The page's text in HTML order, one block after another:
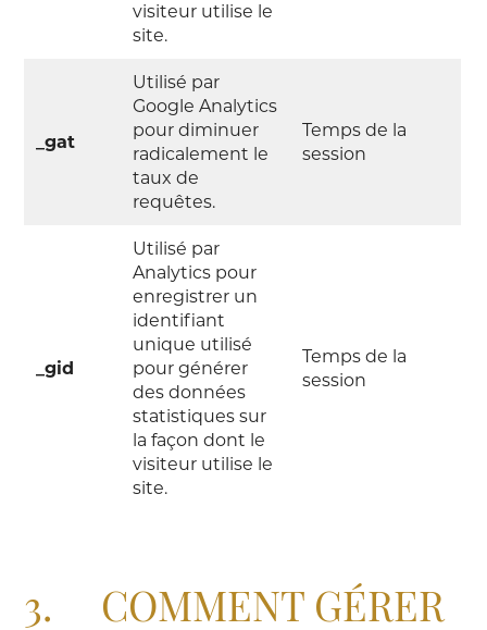
visiteur utilise le
site.
_gat
Utilisé par
Google Analytics
pour diminuer
radicalement le
taux de
requêtes.
Temps de la
session
_gid
Utilisé par
Analytics pour
enregistrer un
identifiant
unique utilisé
pour générer
des données
statistiques sur
la façon dont le
visiteur utilise le
site.
Temps de la
session
3. COMMENT GÉRER